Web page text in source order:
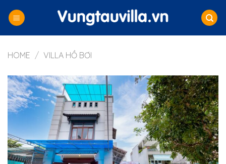
HOME / VILLA HỒ BƠI